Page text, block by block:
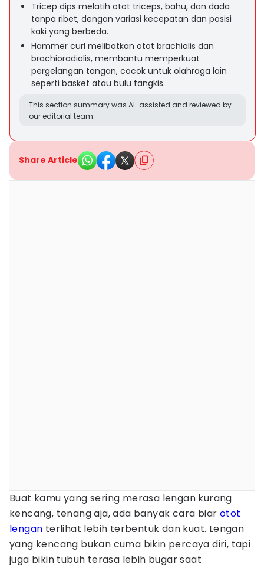
Tricep dips melatih otot triceps, bahu, dan dada
tanpa ribet, dengan variasi kecepatan dan posisi
kaki yang berbeda.
Hammer curl melibatkan otot brachialis dan
brachioradialis, membantu memperkuat
pergelangan tangan, cocok untuk olahraga lain
seperti basket atau bulu tangkis.
This section summary was AI-assisted and reviewed by
our editorial team.
Share Article
Buat kamu yang sering merasa lengan kurang
kencang, tenang aja, ada banyak cara biar otot
lengan terlihat lebih terbentuk dan kuat. Lengan
yang kencang bukan cuma bikin percaya diri, tapi
juga bikin tubuh terasa lebih bugar saat